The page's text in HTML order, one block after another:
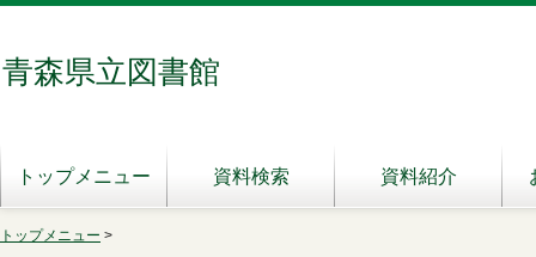
青森県立図書館
トップメニュー 資料検索 資料紹介
トップメニュー >